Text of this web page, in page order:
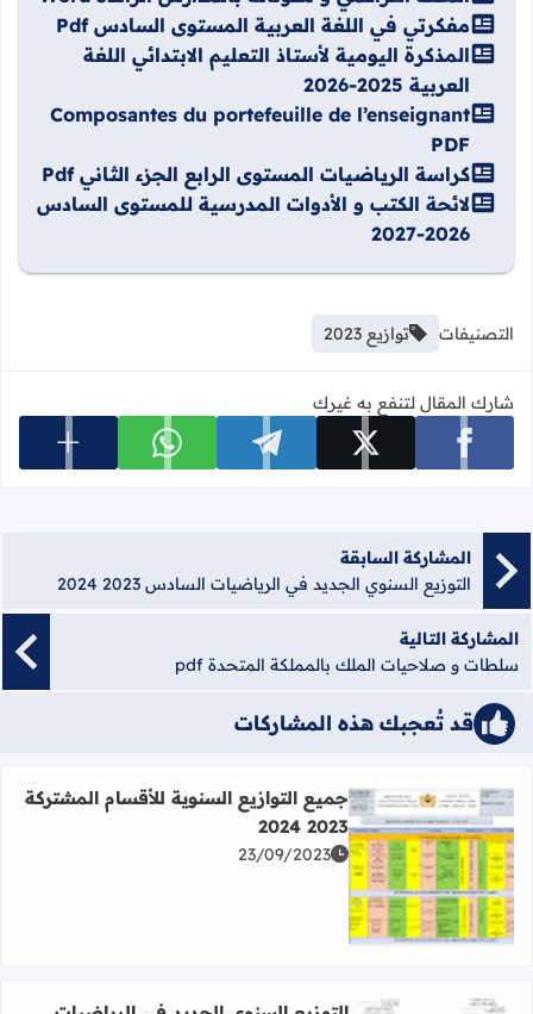
مفكرتي في اللغة العربية المستوى السادس Pdf
المذكرة اليومية لأستاذ التعليم الابتدائي اللغة
العربية 2025-2026
Composantes du portefeuille de l’enseignant
PDF
كراسة الرياضيات المستوى الرابع الجزء الثاني Pdf
لائحة الكتب و الأدوات المدرسية للمستوى السادس
2026-2027
التصنيفات توازيع 2023
شارك المقال لتنفع به غيرك
شارك على facebook شارك على x شارك على telegram شارك على whatsapp عرض
المشاركة السابقة
التوزيع السنوي الجديد في الرياضيات السادس 2023 2024
المشاركة التالية
سلطات و صلاحيات الملك بالمملكة المتحدة pdf
قد تُعجبك هذه المشاركات
اقرأ المزيد عن جميع التوازيع السنوية للأقسام المشتركة 2023 2024
جميع التوازيع السنوية للأقسام المشتركة
2023 2024
23/09/2023